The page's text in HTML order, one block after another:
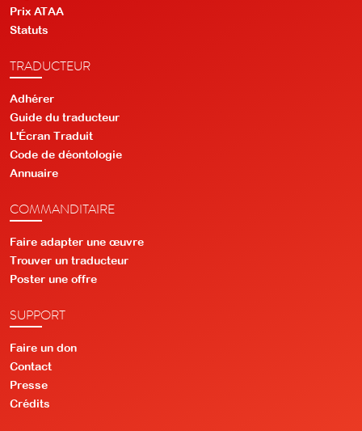
Prix ATAA
Statuts
TRADUCTEUR
Adhérer
Guide du traducteur
L'Écran Traduit
Code de déontologie
Annuaire
COMMANDITAIRE
Faire adapter une œuvre
Trouver un traducteur
Poster une offre
SUPPORT
Faire un don
Contact
Presse
Crédits